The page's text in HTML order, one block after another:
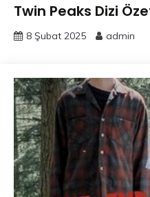
Twin Peaks Dizi
8 Şubat 2025 admin